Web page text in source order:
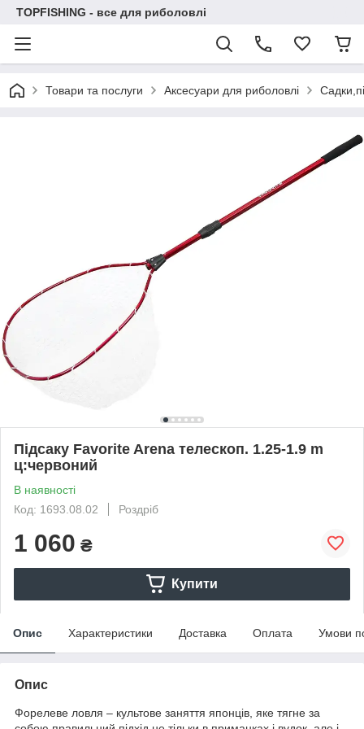
TOPFISHING - все для риболовлі
Товари та послуги Аксесуари для риболовлі
Підсаку Favorite Arena телескоп. 1.25-1.9 m
ц:червоний
В наявності
Код: 1693.08.02
Роздріб
1 060 ₴
Купити
Опис Характеристики Доставка Оплата Умови
Опис
Форелеве ловля – культове заняття японців, яке тягне за